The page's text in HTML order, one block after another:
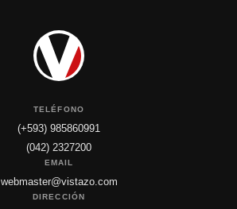
TELÉFONO
(+593) 985860991
(042) 2327200
EMAIL
webmaster@vistazo.com
DIRECCIÓN